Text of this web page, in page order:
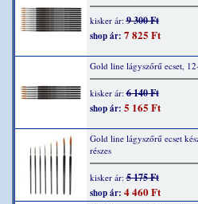
kisker ár:9 300 Ft
shop ár: 7 825 Ft
Gold line lágyszőrű ecset,
kisker ár:6 140 Ft
shop ár: 5 165 Ft
Gold line lágyszőrű ecset
részes
kisker ár:5 175 Ft
shop ár: 4 460 Ft